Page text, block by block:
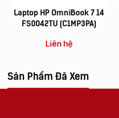
Laptop HP OmniBook 7 14
FS0042TU (C1MP3PA)
Liên hệ
Sản Phẩm Đã Xem